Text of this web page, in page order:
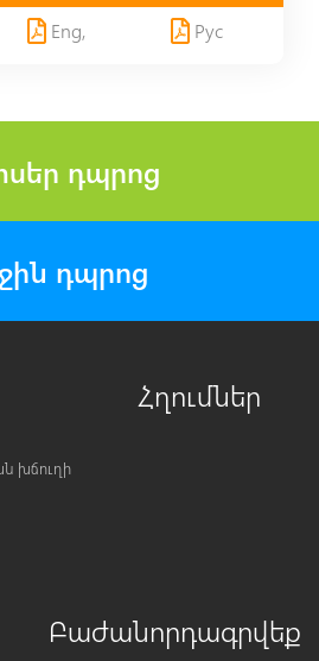
Eng, Рус
դպրոց
դպրոց
խճուղի
Հղումներ
Բաժանորդագրվեք